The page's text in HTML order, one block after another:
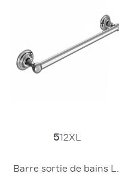
512XL
Barre sortie de bains L.